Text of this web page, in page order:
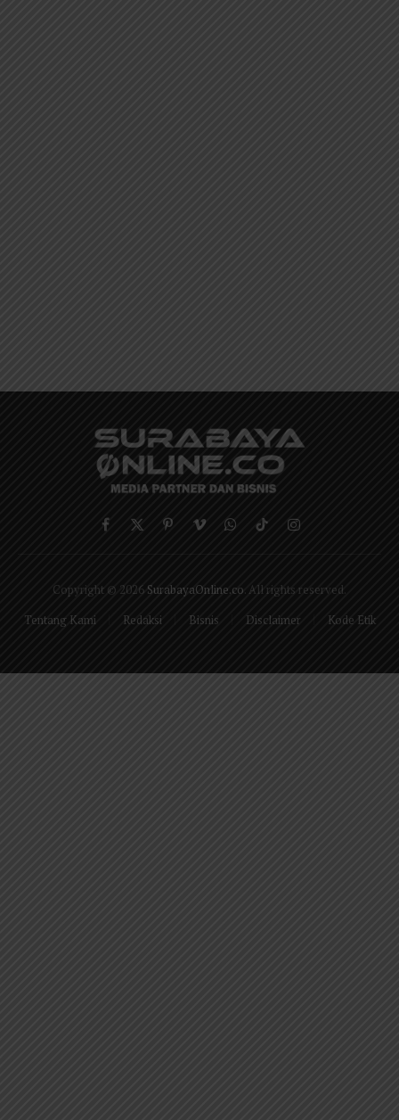
Facebook
X
PinterestVimeoWhatsApp
TikTokInstagram
Copyright © 2026 SurabayaOnline.co . All rights reserved.
Tentang Kami
Redaksi Bisnis Disclaimer Kode Etik